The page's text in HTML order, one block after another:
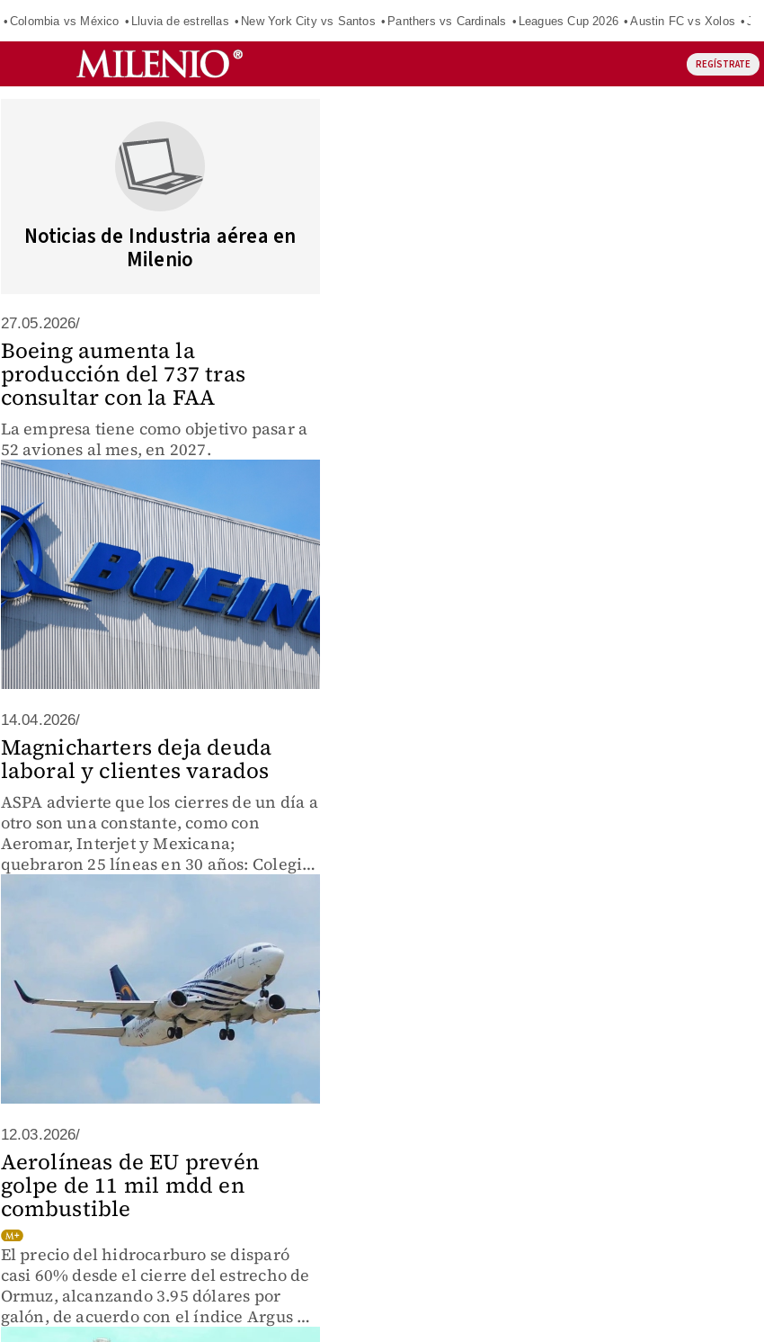
Colombia vs México Lluvia de estrellas New York City vs Santos Panthers vs Cardinals Leagues Cup 2026 Austin FC vs Xolos
REGÍSTRATE
Noticias de Industria aérea en
Milenio
27.05.2026/
Boeing aumenta la
producción del 737 tras
consultar con la FAA
La empresa tiene como objetivo pasar a
52 aviones al mes, en 2027.
14.04.2026/
Magnicharters deja deuda
laboral y clientes varados
ASPA advierte que los cierres de un día a
otro son una constante, como con
Aeromar, Interjet y Mexicana;
quebraron 25 líneas en 30 años: Colegio
12.03.2026/
Aerolíneas de EU prevén
golpe de 11 mil mdd en
combustible
El precio del hidrocarburo se disparó
casi 60% desde el cierre del estrecho de
Ormuz, alcanzando 3.95 dólares por
galón, de acuerdo con el índice Argus US